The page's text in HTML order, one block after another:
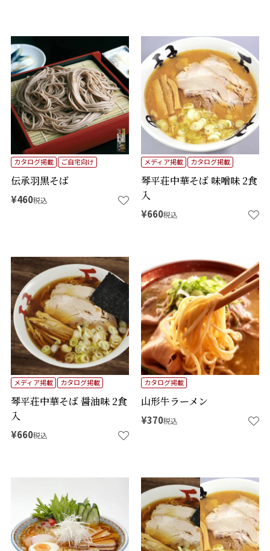
伝承羽黒そば
カタログ掲載 ご自宅向け
¥460税込
琴平荘中華そば 味噌味 2食
入
メディア掲載 カタログ掲載
¥660税込
琴平荘中華そば 醤油味 2食
入
メディア掲載 カタログ掲載
¥660税込
山形牛ラーメン
カタログ掲載
¥370税込